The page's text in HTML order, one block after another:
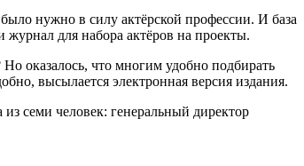
нужно в силу актёрской профессии. И база
журнал для набора актёров на проекты.
оказалось, что многим удобно подбирать
высылается электронная версия издания.
семи человек: генеральный директор